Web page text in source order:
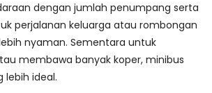
dengan jumlah penumpang serta
perjalanan keluarga atau rombongan
nyaman. Sementara untuk
membawa banyak koper, minibus
lebih ideal.